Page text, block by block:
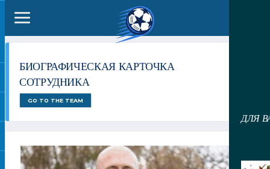
ДЛЯ
БИОГРАФИЧЕСКАЯ КАРТОЧКА
СОТРУДНИКА
GO TO THE TEAM